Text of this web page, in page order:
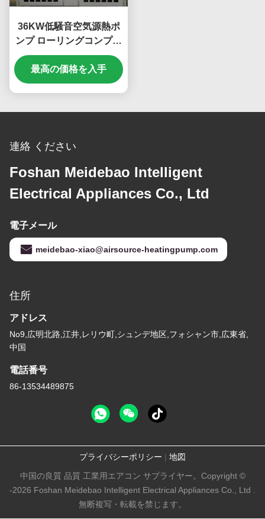
36KW低騒音空気源熱ポ
ンプ ローリングコンプレ
ッサー
最高の価格を入手
連絡 ください
Foshan Meidebao Intelligent
Electrical Appliances Co., Ltd
電子メール
meidebao-xiao@airsource-heatingpump.com
住所
アドレス
No9,広明北路,江井,レリウ町,シュンデ地区,フォシャン市,広東省,
中国
電話番号
86-13534489875
プライバシーポリシー | 地図
中国の良質 品質 工業用エアコン サプライヤー。Copyright ©
-2026 Foshan Meidebao Intelligent Electrical Appliances Co., Ltd .
無断複写・転載を禁じます。